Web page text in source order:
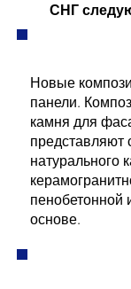
СНГ
Новые
панели.
камня для
представляют
натурального
пенобетонной
основе.​